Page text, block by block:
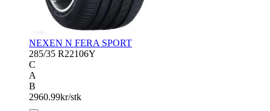
NEXEN N FERA SPORT
285/35 R22106Y
C
A
B
2960.99kr/stk